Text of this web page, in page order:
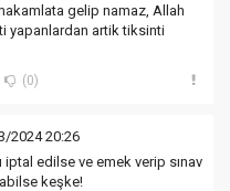
gelip namaz, Allah
yapanlardan artik tiksinti
(0)
2024 20:26
iptal edilse ve emek verip sınav
keşke!